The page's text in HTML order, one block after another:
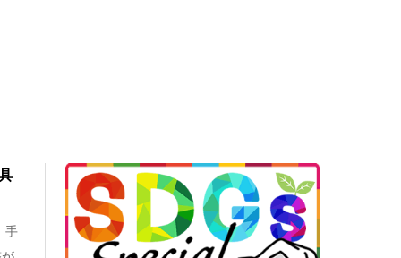
手